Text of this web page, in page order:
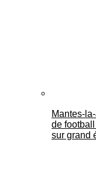
Mantes-
de
sur grand